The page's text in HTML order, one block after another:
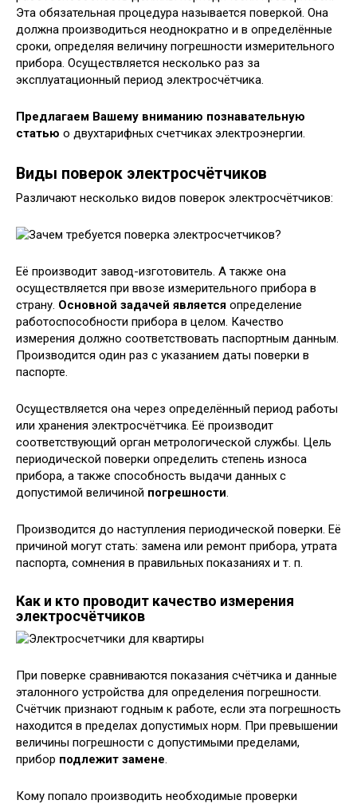
Эта обязательная процедура называется поверкой. Она
должна производиться неоднократно и в определённые
сроки, определяя величину погрешности измерительного
прибора. Осуществляется несколько раз за
эксплуатационный период электросчётчика.
Предлагаем Вашему вниманию познавательную
статью о двухтарифных счетчиках электроэнергии.
Виды поверок электросчётчиков
Различают несколько видов поверок электросчётчиков:
Её производит завод-изготовитель. А также она
осуществляется при ввозе измерительного прибора в
страну. Основной задачей является определение
работоспособности прибора в целом. Качество
измерения должно соответствовать паспортным данным.
Производится один раз с указанием даты поверки в
паспорте.
Осуществляется она через определённый период работы
или хранения электросчётчика. Её производит
соответствующий орган метрологической службы. Цель
периодической поверки определить степень износа
прибора, а также способность выдачи данных с
допустимой величиной погрешности.
Производится до наступления периодической поверки. Её
причиной могут стать: замена или ремонт прибора, утрата
паспорта, сомнения в правильных показаниях и т. п.
Как и кто проводит качество измерения
электросчётчиков
При поверке сравниваются показания счётчика и данные
эталонного устройства для определения погрешности.
Счётчик признают годным к работе, если эта погрешность
находится в пределах допустимых норм. При превышении
величины погрешности с допустимыми пределами,
прибор подлежит замене.
Кому попало производить необходимые проверки